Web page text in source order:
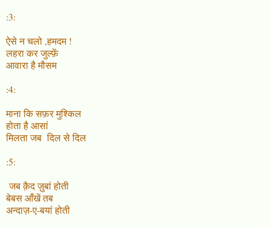
:3:
ऐसे न चलो ,हमदम !
लहरा कर जुल्फ़ें
आवारा है मौसम
:4:
माना कि सफ़र मुश्किल
होता है आसां
मिलता जब दिल से दिल
:5:
जब क़ैद ज़ुबां होती
बेबस आँखें तब
अन्दाज़-ए-बयां होती